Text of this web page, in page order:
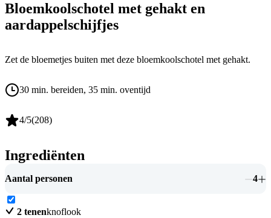
Bloemkoolschotel met gehakt en
aardappelschijfjes
Zet de bloemetjes buiten met deze bloemkoolschotel met gehakt.
30 min. bereiden, 35 min. oventijd
4/5(208)
Ingrediënten
Aantal personen 4
2 tenenknoflook